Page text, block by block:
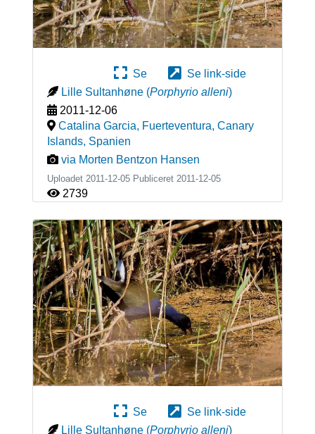
Se
Se link-side
Lille Sultanhøne (Porphyrio alleni)
2011-12-06
Catalina Garcia, Fuerteventura, Canary
Islands, Spanien
via Morten Bentzon Hansen
Uploadet 2011-12-05 Publiceret 2011-12-05
2739
Se
Se link-side
Lille Sultanhøne (Porphyrio alleni)